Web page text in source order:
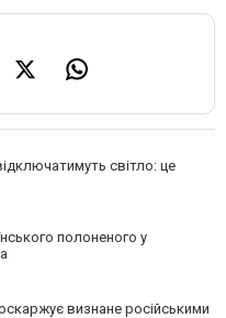
світло: це
полоненого у
оскаржує визнане російськими